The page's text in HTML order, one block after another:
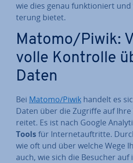
wie dies genau funk­tio­niert
te­rung bietet.
Matomo/Piwik:
volle Kontrolle
Daten
Bei Matomo/Piwik handelt es
Daten über die Zugriffe auf
rei­tet. Es ist nach Google
Toolsfür In­ter­net­auf­trit­te.
wie oft und über welche Wege
auch, wie sich die Besucher